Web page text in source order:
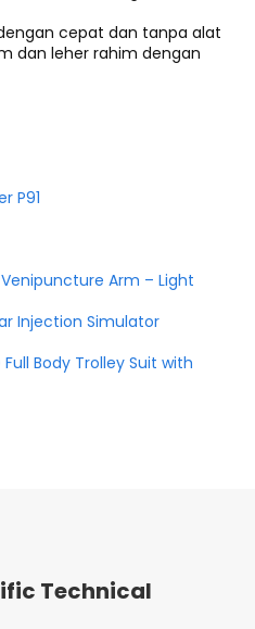
cepat dan tanpa alat
dan leher rahim dengan
P91
Arm – Light
Injection Simulator
Full Body Trolley Suit with
Technical